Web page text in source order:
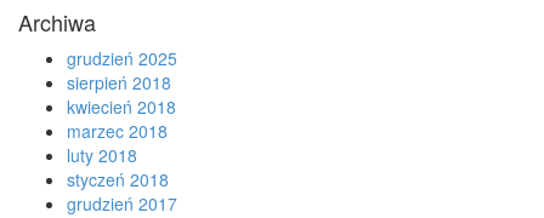
Archiwa
grudzień 2025
sierpień 2018
kwiecień 2018
marzec 2018
luty 2018
styczeń 2018
grudzień 2017